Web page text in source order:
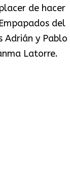
de hacer
del
Adrián y Pablo
Latorre.